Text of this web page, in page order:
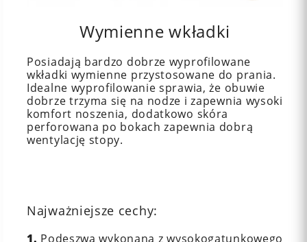
Wymienne wkładki
Posiadają bardzo dobrze wyprofilowane
wkładki wymienne przystosowane do prania.
Idealne wyprofilowanie sprawia, że obuwie
dobrze trzyma się na nodze i zapewnia wysoki
komfort noszenia, dodatkowo skóra
perforowana po bokach zapewnia dobrą
wentylację stopy.
Najważniejsze cechy:
1. Podeszwa wykonana z wysokogatunkowego